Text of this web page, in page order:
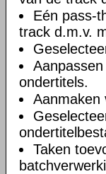
Eén pass-
track d.m.v.
ondertitels.
Aanmaken
Taken